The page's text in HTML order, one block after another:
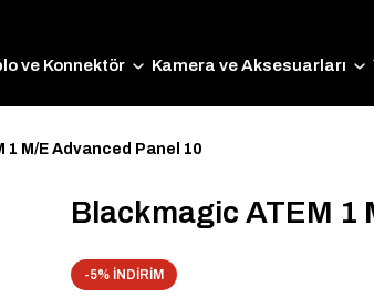
ve Konnektör Kamera ve Aksesuarları
1 M/E Advanced Panel 10
Blackmagic ATEM 1
-5% İNDİRİM